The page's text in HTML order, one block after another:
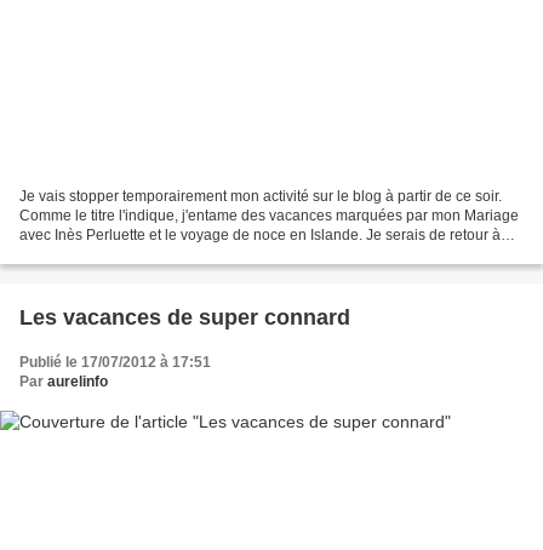
Je vais stopper temporairement mon activité sur le blog à partir de ce soir.
Comme le titre l'indique, j'entame des vacances marquées par mon Mariage
avec Inès Perluette et le voyage de noce en Islande. Je serais de retour à
Les vacances de super connard
Publié le 17/07/2012 à 17:51
Par aurelinfo